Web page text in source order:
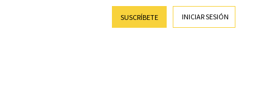
SUSCRÍBETE INICIAR SESIÓN